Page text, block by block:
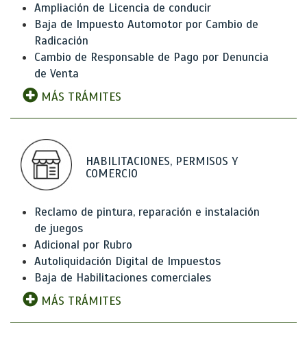
Ampliación de Licencia de conducir
Baja de Impuesto Automotor por Cambio de
Radicación
Cambio de Responsable de Pago por Denuncia
de Venta
MÁS TRÁMITES
HABILITACIONES, PERMISOS Y
COMERCIO
Reclamo de pintura, reparación e instalación
de juegos
Adicional por Rubro
Autoliquidación Digital de Impuestos
Baja de Habilitaciones comerciales
MÁS TRÁMITES